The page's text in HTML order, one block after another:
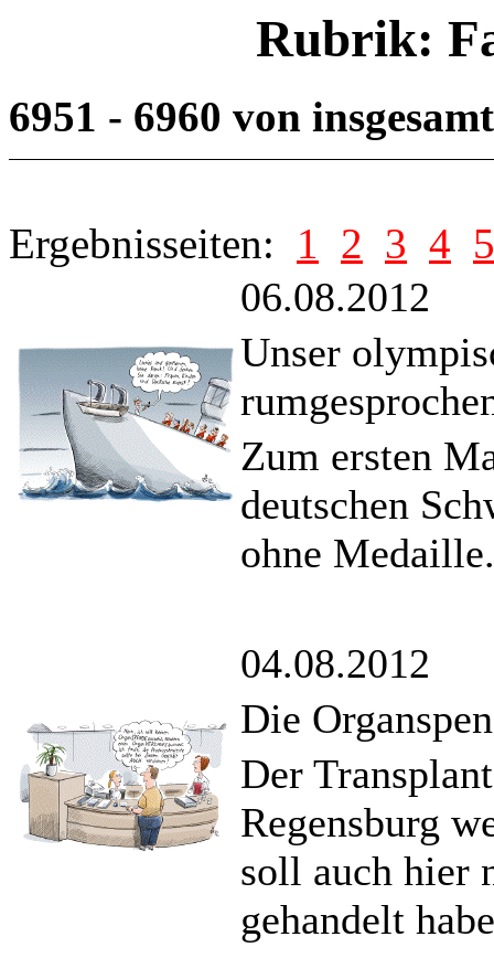
Rubrik:
6951 - 6960 von
Ergebnisseiten: 1 2 3 4 5
06.08.2012
Unser
Zum ersten
deutschen
ohne Medaille.
04.08.2012
Die
Der
Regensburg
soll auch hier
gehandelt